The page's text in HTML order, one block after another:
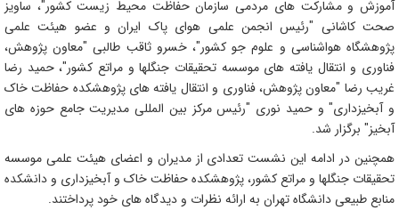
آموزش و مشارکت های مردمی سازمان حفاظت محیط زیست کشور"، ساویز
صحت کاشانی "رئیس انجمن علمی هوای پاک ایران و عضو هیئت علمی
پژوهشگاه هواشناسی و علوم جو کشور"، خسرو ثاقب طالبی "معاون پژوهش،
فناوری و انتقال یافته های موسسه تحقیقات جنگلها و مراتع کشور"، حمید رضا
غریب رضا "معاون پژوهش، فناوری و انتقال یافته های پژوهشکده حفاظت خاک
و آبخیزداری" و حمید نوری "رئیس مرکز بین المللی مدیریت جامع حوزه های
آبخیز" برگزار شد.
همچنین در ادامه این نشست تعدادی از مدیران و اعضای هیئت علمی موسسه
تحقیقات جنگلها و مراتع کشور، پژوهشکده حفاظت خاک و آبخیزداری و دانشکده
منابع طبیعی دانشگاه تهران به ارائه نظرات و دیدگاه های خود پرداختند.